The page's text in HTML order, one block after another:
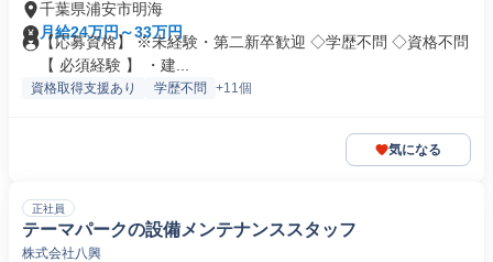
千葉県浦安市明海
月給24万円～33万円
【応募資格】 ※未経験・第二新卒歓迎 ◇学歴不問 ◇資格不問
【 必須経験 】 ・建...
資格取得支援あり 学歴不問 +11個
気になる
正社員
テーマパークの設備メンテナンススタッフ
株式会社八興